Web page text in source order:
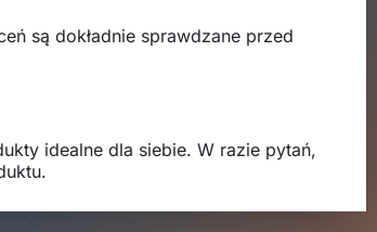
są dokładnie sprawdzane przed
idealne dla siebie. W razie pytań,